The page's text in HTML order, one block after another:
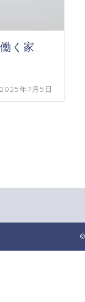
く家
2025年7月5日